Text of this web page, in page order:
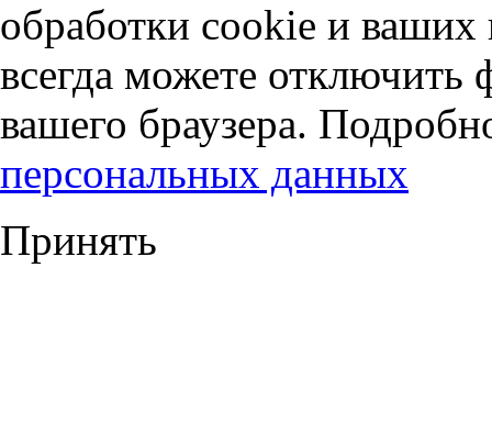
обработки cookie и
всегда можете отключить
вашего браузера.
персональных данных
Принять